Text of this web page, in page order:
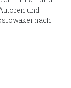
und
nach